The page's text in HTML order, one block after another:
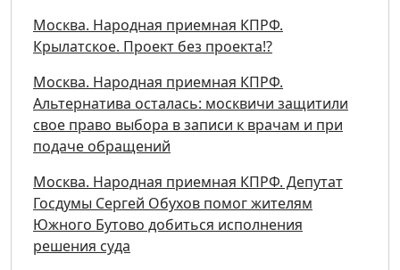
Москва. Народная приемная КПРФ.
Крылатское. Проект без проекта!?
Москва. Народная приемная КПРФ.
Альтернатива осталась: москвичи защитили
свое право выбора в записи к врачам и при
подаче обращений
Москва. Народная приемная КПРФ. Депутат
Госдумы Сергей Обухов помог жителям
Южного Бутово добиться исполнения
решения суда